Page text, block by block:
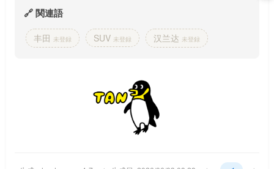
🔗 関連語
丰田 未登録 SUV 未登録 汉兰达 未登録